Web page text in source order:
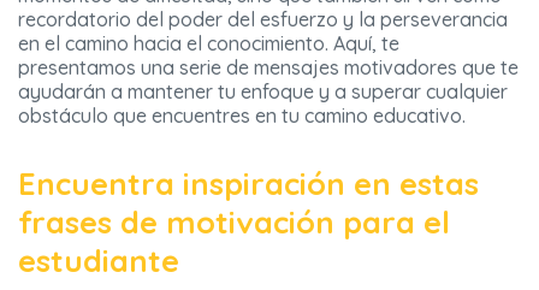
recordatorio del poder del esfuerzo y la perseverancia
en el camino hacia el conocimiento. Aquí, te
presentamos una serie de mensajes motivadores que te
ayudarán a mantener tu enfoque y a superar cualquier
obstáculo que encuentres en tu camino educativo.
Encuentra inspiración en estas
frases de motivación para el
estudiante